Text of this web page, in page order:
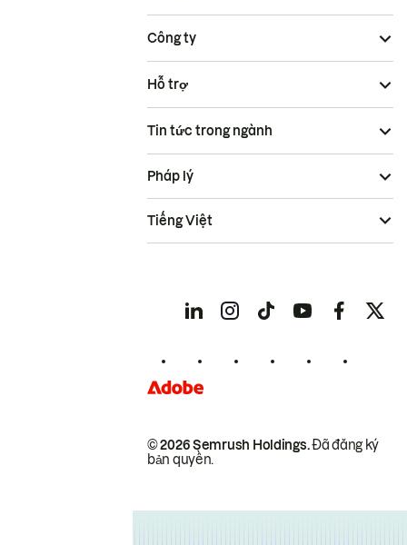
Công ty
Hỗ trợ
Tin tức trong ngành
© 2026 Semrush Holdings.Đã đăng ký
bản quyền.
Pháp lý
Tiếng Việt